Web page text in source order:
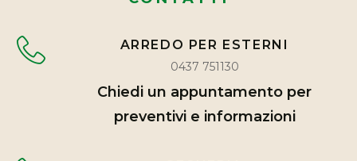
ARREDO PER ESTERNI
0437 751130
Chiedi un appuntamento per
preventivi e informazioni